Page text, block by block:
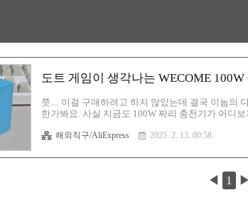
도트 게임이 생각나는 WECOME
쯧.... 이걸 구매하려고 하지 않았는데 결국 이놈의
한가봐요. 사실 지금도 100W 짜리 충전기가 어디
전되는 이 기분! 여러분들은 아실랍니까?! 이 디자
림을 보세요. 그리고 전체적인 디자인도 스윽 살
딱 도트잖아요? 게다가 색상! 크으~ 이 색감에 제
해외직구/AliExpress 2025. 2. 13. 00:58
◀ 1 ▶